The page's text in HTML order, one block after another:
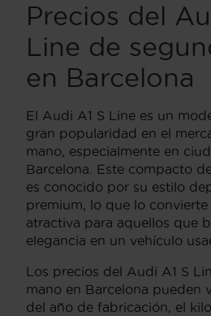
Precios del
Line de
en Barcelona
El Audi A1 S Line es un
gran popularidad en el
mano, especialmente en
Barcelona. Este compacto
es conocido por su estilo
premium, lo que lo
atractiva para aquellos que
elegancia en un vehículo
Los precios del Audi A1 S
mano en Barcelona pueden
del año de fabricación, el